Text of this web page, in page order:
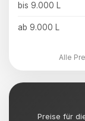
bis 9.000 L
ab 9.000 L
Alle
Preise für